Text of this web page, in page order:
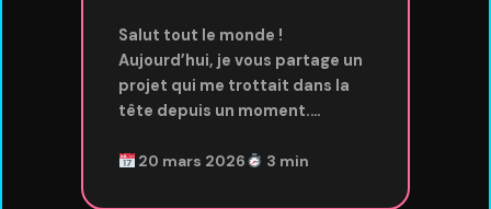
Salut tout le monde !
Aujourd’hui, je vous partage un
projet qui me trottait dans la
tête depuis un moment.…
20 mars 2026 3 min